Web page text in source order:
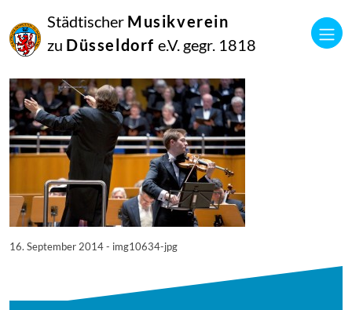
Städtischer Musikverein
zu Düsseldorf e.V. gegr. 1818
September
2014
Manfred Hill
16. September 2014 - img10634-jpg